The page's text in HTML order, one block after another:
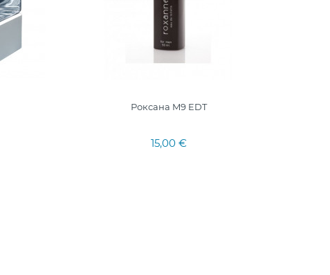
Роксана M9 EDT
15,00 €